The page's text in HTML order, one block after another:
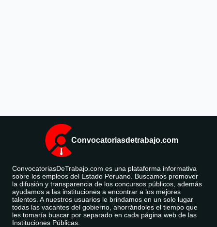
Convocatoriasdetrabajo.com
ConvocatoriasDeTrabajo.com es una plataforma informativa
sobre los empleos del Estado Peruano. Buscamos promover
la difusión y transparencia de los concursos públicos, además
ayudamos a las instituciones a encontrar a los mejores
talentos. A nuestros usuarios le brindamos en un solo lugar
todas las vacantes del gobierno, ahorrándoles el tiempo que
les tomaría buscar por separado en cada página web de las
Instituciones Públicas.